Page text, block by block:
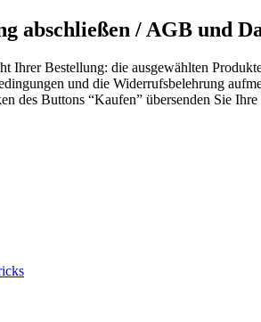
abschließen / AGB und
Ihrer Bestellung: die ausgewählten
und die Widerrufsbelehrung
des Buttons “Kaufen” übersenden Sie